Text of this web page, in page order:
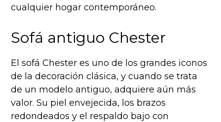
cualquier hogar contemporáneo.
Sofá antiguo Chester
El sofá Chester es uno de los grandes iconos
de la decoración clásica, y cuando se trata
de un modelo antiguo, adquiere aún más
valor. Su piel envejecida, los brazos
redondeados y el respaldo bajo con